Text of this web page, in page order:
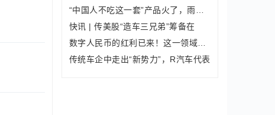
快讯 | 传美股“造车三兄弟”筹备在
传统车企中走出“新势力”，R汽车代表